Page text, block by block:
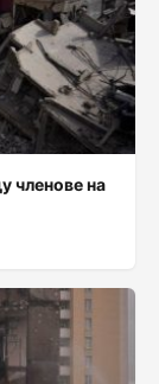
членове на